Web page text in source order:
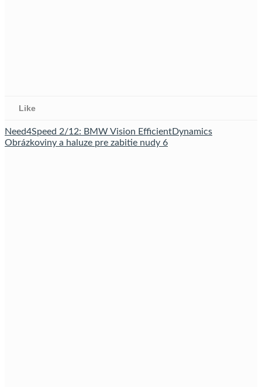
Like
Need4Speed 2/12: BMW Vision EfficientDynamics
Obrázkoviny a haluze pre zabitie nudy 6